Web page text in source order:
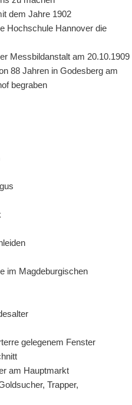
dem Jahre 1902
Hochschule Hannover die
Messbildanstalt am 20.10.1909
88 Jahren in Godesberg am
begraben
im Magdeburgischen
gelegenem Fenster
am Hauptmarkt
Trapper,